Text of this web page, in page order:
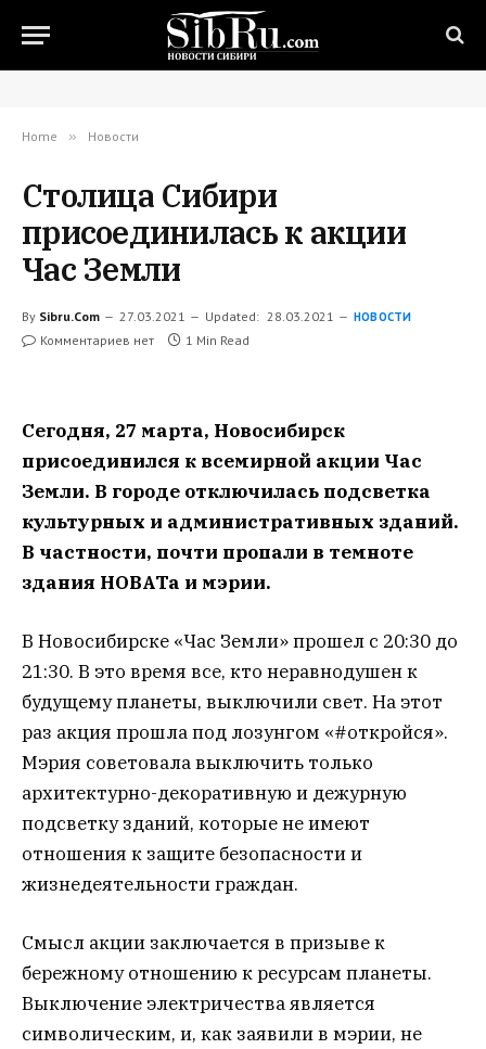
Home » Новости
Столица Сибири
присоединилась к акции
Час Земли
By Sibru.Com 27.03.2021 Updated: 28.03.2021 НОВОСТИ
Комментариев нет 1 Min Read
Сегодня, 27 марта, Новосибирск
присоединился к всемирной акции Час
Земли. В городе отключилась подсветка
культурных и административных зданий.
В частности, почти пропали в темноте
здания НОВАТа и мэрии.
В Новосибирске «Час Земли» прошел с 20:30 до
21:30. В это время все, кто неравнодушен к
будущему планеты, выключили свет. На этот
раз акция прошла под лозунгом «#откройся».
Мэрия советовала выключить только
архитектурно-декоративную и дежурную
подсветку зданий, которые не имеют
отношения к защите безопасности и
жизнедеятельности граждан.
Смысл акции заключается в призыве к
бережному отношению к ресурсам планеты.
Выключение электричества является
символическим, и, как заявили в мэрии, не